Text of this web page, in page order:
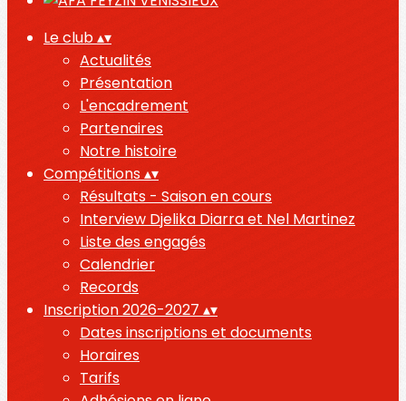
Le club▴▾
Actualités
Présentation
L'encadrement
Partenaires
Notre histoire
Compétitions▴▾
Résultats - Saison en cours
Interview Djelika Diarra et Nel Martinez
Liste des engagés
Calendrier
Records
Inscription 2026-2027 ▴▾
Dates inscriptions et documents
Horaires
Tarifs